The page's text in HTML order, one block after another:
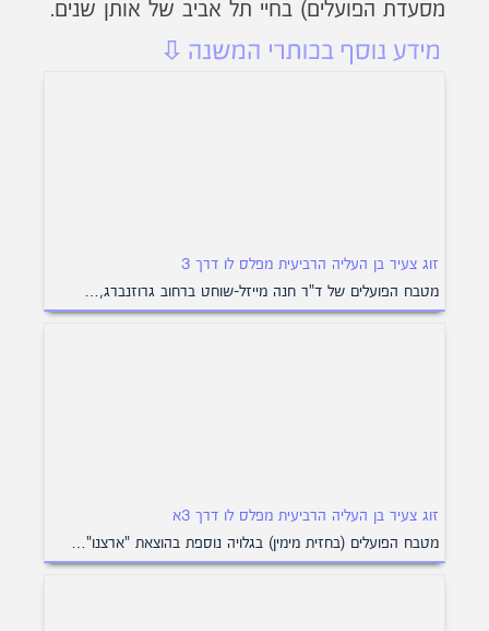
מסעדת הפועלים) בחיי תל אביב של אותן שנים.
זוג צעיר בן העליה הרביעית מפלס לו דרך 3
מטבח הפועלים של ד"ר חנה מייזל-שוחט ברחוב גרוזנברג,…
זוג צעיר בן העליה הרביעית מפלס לו דרך 3א
מטבח הפועלים (בחזית מימין) בגלויה נוספת בהוצאת "ארצנו"…